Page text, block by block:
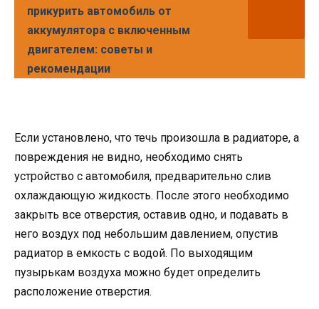
прикурить автомобиль от
аккумулятора с включенным
двигателем: советы и
рекомендации
Если установлено, что течь произошла в радиаторе, а
повреждения не видно, необходимо снять
устройство с автомобиля, предварительно слив
охлаждающую жидкость. После этого необходимо
закрыть все отверстия, оставив одно, и подавать в
него воздух под небольшим давлением, опустив
радиатор в емкость с водой. По выходящим
пузырькам воздуха можно будет определить
расположение отверстия.